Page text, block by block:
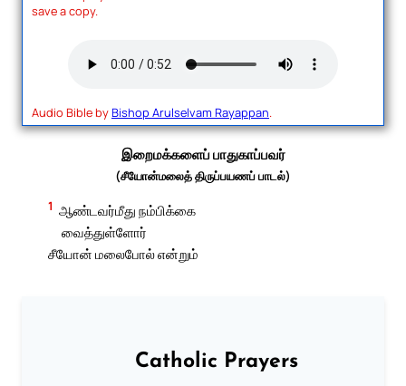
save a copy.
Audio Bible byBishop Arulselvam Rayappan.
இறைமக்களைப் பாதுகாப்பவர்
(சீயோன்மலைத் திருப்பயணப் பாடல்)
1 ஆண்டவர்மீது நம்பிக்கை
வைத்துள்ளோர்
சீயோன் மலைபோல் என்றும்
Catholic Prayers